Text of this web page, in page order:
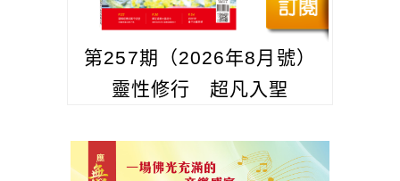
第257期（2026年8月號）
靈性修行 超凡入聖